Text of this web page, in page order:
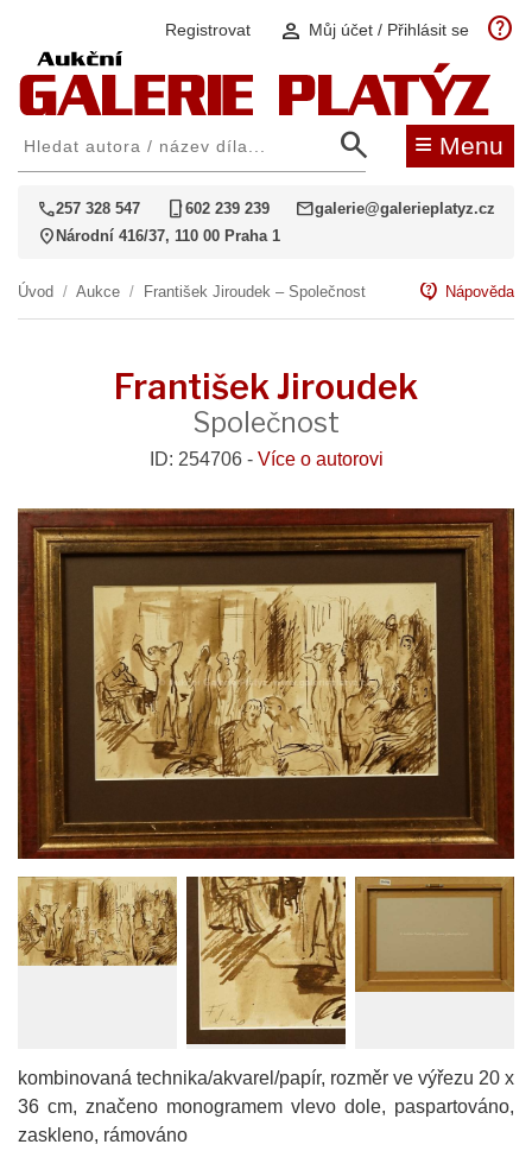
Registrovat person Můj účet / Přihlásit se help
search ≡ Menu
call257 328 547 phone_iphone602 239 239 mailgalerie@galerieplatyz.cz
location_on Národní 416/37, 110 00 Praha 1
Úvod / Aukce / František Jiroudek – Společnost contact_support Nápověda
František Jiroudek
Společnost
ID: 254706 - Více o autorovi
kombinovaná technika/akvarel/papír, rozměr ve výřezu 20 x
36 cm, značeno monogramem vlevo dole, paspartováno,
zaskleno, rámováno